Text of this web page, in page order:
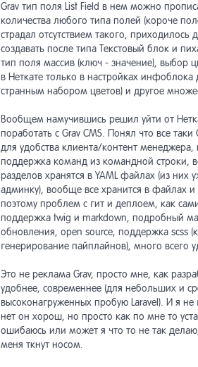
Grav тип поля List Field в нем можно
количества любого типа полей (короче
страдал отсутствием такого, приходилось
создавать после типа Текстовый блок и
тип поля массив (ключ - значение), выбор
в Неткате только в настройках инфоблока
странным набором цветов) и другое
Вообщем намучившись решил уйти от
поработать с Grav CMS. Понял что все
для удобства клиента/контент
поддержка команд из командной строки,
разделов хранятся в YAML файлах (из них
админку), вообще все хранится в файлах и
поэтому проблем с гит и деплоем, как
поддержка twig и markdown, подробный
обновления, open source, поддержка scss
генерирование пайплайнов), много всего
Это не реклама Grav, просто мне, как
удобнее, современнее (для небольших и
высоконагруженных пробую Laravel). И я
нет он хорош, но просто как по мне то
ошибаюсь или может я что то не так
меня ткнут носом.